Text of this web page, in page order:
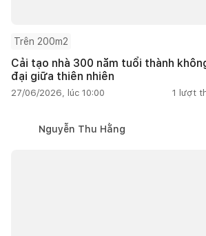
Trên 200m2
Cải tạo nhà 300 năm tuổi thành
đại giữa thiên nhiên
27/06/2026, lúc 10:00 1 lượt
Nguyễn Thu Hằng